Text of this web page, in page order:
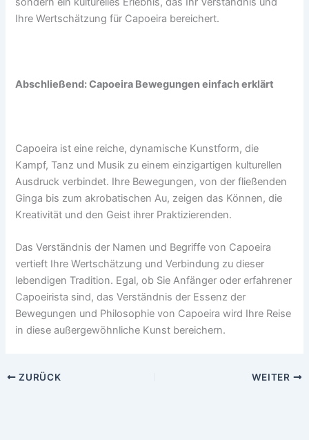
Ihre Wertschätzung für Capoeira bereichert.
Abschließend: Capoeira Bewegungen einfach erklärt
Capoeira ist eine reiche, dynamische Kunstform, die
Kampf, Tanz und Musik zu einem einzigartigen kulturellen
Ausdruck verbindet. Ihre Bewegungen, von der fließenden
Ginga bis zum akrobatischen Au, zeigen das Können, die
Kreativität und den Geist ihrer Praktizierenden.
Das Verständnis der Namen und Begriffe von Capoeira
vertieft Ihre Wertschätzung und Verbindung zu dieser
lebendigen Tradition. Egal, ob Sie Anfänger oder erfahrener
Capoeirista sind, das Verständnis der Essenz der
Bewegungen und Philosophie von Capoeira wird Ihre Reise
in diese außergewöhnliche Kunst bereichern.
ZURÜCK WEITER